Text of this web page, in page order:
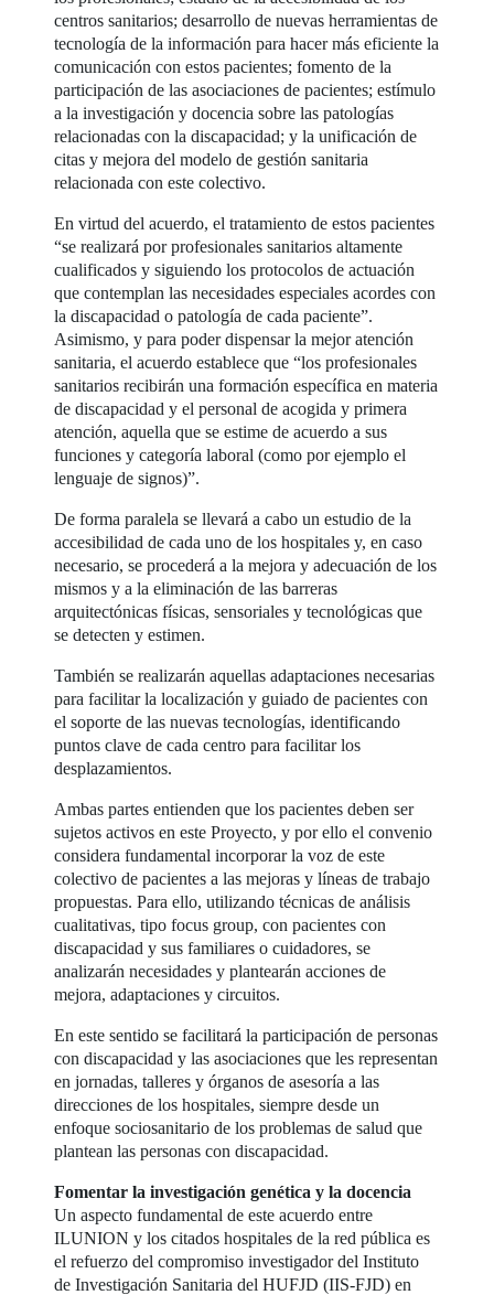
centros sanitarios; desarrollo de nuevas herramientas de
tecnología de la información para hacer más eficiente la
comunicación con estos pacientes; fomento de la
participación de las asociaciones de pacientes; estímulo
a la investigación y docencia sobre las patologías
relacionadas con la discapacidad; y la unificación de
citas y mejora del modelo de gestión sanitaria
relacionada con este colectivo.
En virtud del acuerdo, el tratamiento de estos pacientes
“se realizará por profesionales sanitarios altamente
cualificados y siguiendo los protocolos de actuación
que contemplan las necesidades especiales acordes con
la discapacidad o patología de cada paciente”.
Asimismo, y para poder dispensar la mejor atención
sanitaria, el acuerdo establece que “los profesionales
sanitarios recibirán una formación específica en materia
de discapacidad y el personal de acogida y primera
atención, aquella que se estime de acuerdo a sus
funciones y categoría laboral (como por ejemplo el
lenguaje de signos)”.
De forma paralela se llevará a cabo un estudio de la
accesibilidad de cada uno de los hospitales y, en caso
necesario, se procederá a la mejora y adecuación de los
mismos y a la eliminación de las barreras
arquitectónicas físicas, sensoriales y tecnológicas que
se detecten y estimen.
También se realizarán aquellas adaptaciones necesarias
para facilitar la localización y guiado de pacientes con
el soporte de las nuevas tecnologías, identificando
puntos clave de cada centro para facilitar los
desplazamientos.
Ambas partes entienden que los pacientes deben ser
sujetos activos en este Proyecto, y por ello el convenio
considera fundamental incorporar la voz de este
colectivo de pacientes a las mejoras y líneas de trabajo
propuestas. Para ello, utilizando técnicas de análisis
cualitativas, tipo focus group, con pacientes con
discapacidad y sus familiares o cuidadores, se
analizarán necesidades y plantearán acciones de
mejora, adaptaciones y circuitos.
En este sentido se facilitará la participación de personas
con discapacidad y las asociaciones que les representan
en jornadas, talleres y órganos de asesoría a las
direcciones de los hospitales, siempre desde un
enfoque sociosanitario de los problemas de salud que
plantean las personas con discapacidad.
Fomentar la investigación genética y la docencia
Un aspecto fundamental de este acuerdo entre
ILUNION y los citados hospitales de la red pública es
el refuerzo del compromiso investigador del Instituto
de Investigación Sanitaria del HUFJD (IIS-FJD) en